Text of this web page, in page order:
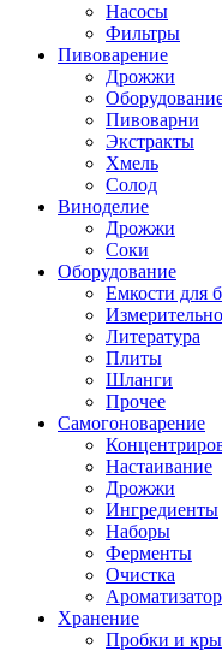
Насосы
Фильтры
Пивоварение
Дрожжи
Пивоварни
Экстракты
Хмель
Солод
Виноделие
Дрожжи
Соки
Оборудование
Емкости для
Литература
Плиты
Шланги
Прочее
Самогоноварение
Настаивание
Дрожжи
Ингредиенты
Наборы
Ферменты
Очистка
Хранение
Пробки и